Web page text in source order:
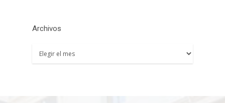
Archivos
Archivos